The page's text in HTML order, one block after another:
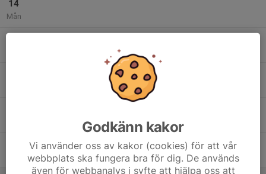
14
Mån
Träning HV2 INSTÄLLD
Grindtorpshallen
Godkänn kakor
Vi använder oss av kakor (cookies) för att vår
webbplats ska fungera bra för dig. De används
även för webbanalys i syfte att hjälpa oss att